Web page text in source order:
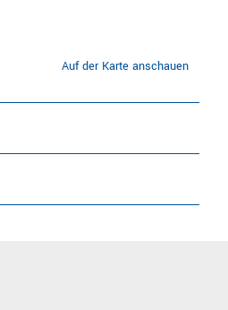
Auf der Karte anschauen